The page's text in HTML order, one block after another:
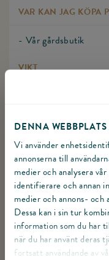
DENNA
Vi använder
annonserna till
medier och analysera
identifierare och annan
medier och annons- och
Dessa kan i sin tur
information som du har
när du har använt deras
fortsatt användande av
VAR KAN JAG KÖPA
- Vår gårdsbutik
VIKT
URSPRUNGSLAND
Sverige
FÖRVARING
Förvaras vid högst +
FÄRDIG ATT ÄTAS